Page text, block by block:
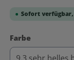
Sofort verfügbar,
Farbeauswählen